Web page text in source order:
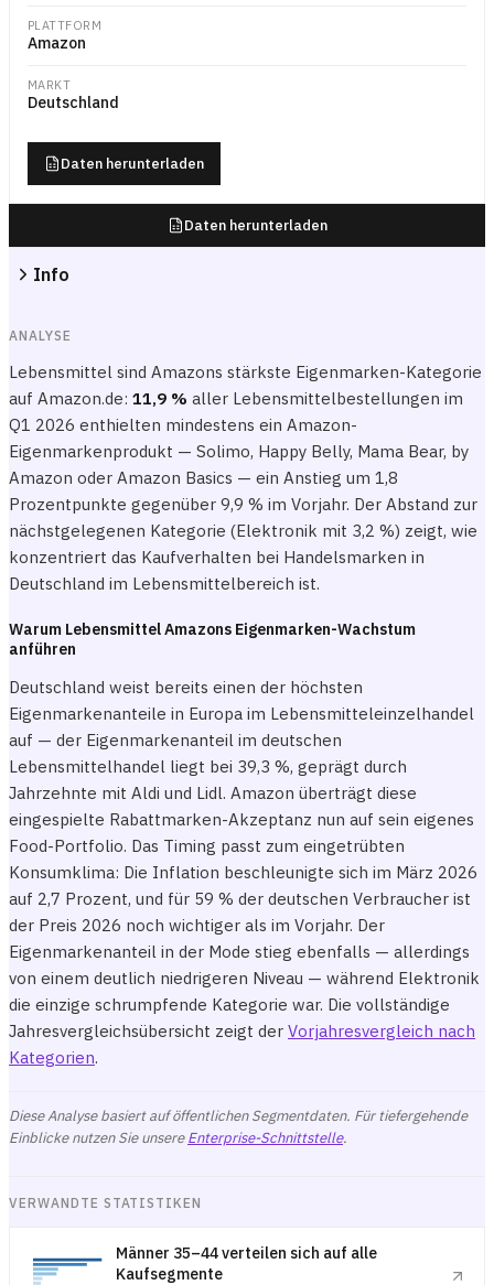
PLATTFORM
Amazon
MARKT
Deutschland
Daten herunterladen
Daten herunterladen
Info
ANALYSE
Lebensmittel sind Amazons stärkste Eigenmarken-Kategorie
auf Amazon.de: 11,9 % aller Lebensmittelbestellungen im
Q1 2026 enthielten mindestens ein Amazon-
Eigenmarkenprodukt — Solimo, Happy Belly, Mama Bear, by
Amazon oder Amazon Basics — ein Anstieg um 1,8
Prozentpunkte gegenüber 9,9 % im Vorjahr. Der Abstand zur
nächstgelegenen Kategorie (Elektronik mit 3,2 %) zeigt, wie
konzentriert das Kaufverhalten bei Handelsmarken in
Deutschland im Lebensmittelbereich ist.
Warum Lebensmittel Amazons Eigenmarken-Wachstum
anführen
Deutschland weist bereits einen der höchsten
Eigenmarkenanteile in Europa im Lebensmitteleinzelhandel
auf — der Eigenmarkenanteil im deutschen
Lebensmittelhandel liegt bei 39,3 %, geprägt durch
Jahrzehnte mit Aldi und Lidl. Amazon überträgt diese
eingespielte Rabattmarken-Akzeptanz nun auf sein eigenes
Food-Portfolio. Das Timing passt zum eingetrübten
Konsumklima: Die Inflation beschleunigte sich im März 2026
auf 2,7 Prozent, und für 59 % der deutschen Verbraucher ist
der Preis 2026 noch wichtiger als im Vorjahr. Der
Eigenmarkenanteil in der Mode stieg ebenfalls — allerdings
von einem deutlich niedrigeren Niveau — während Elektronik
die einzige schrumpfende Kategorie war. Die vollständige
Jahresvergleichsübersicht zeigt der Vorjahresvergleich nach
Kategorien.
Diese Analyse basiert auf öffentlichen Segmentdaten. Für tiefergehende
Einblicke nutzen Sie unsereEnterprise-Schnittstelle.
VERWANDTE STATISTIKEN
Männer 35–44 verteilen sich auf alle
Kaufsegmente